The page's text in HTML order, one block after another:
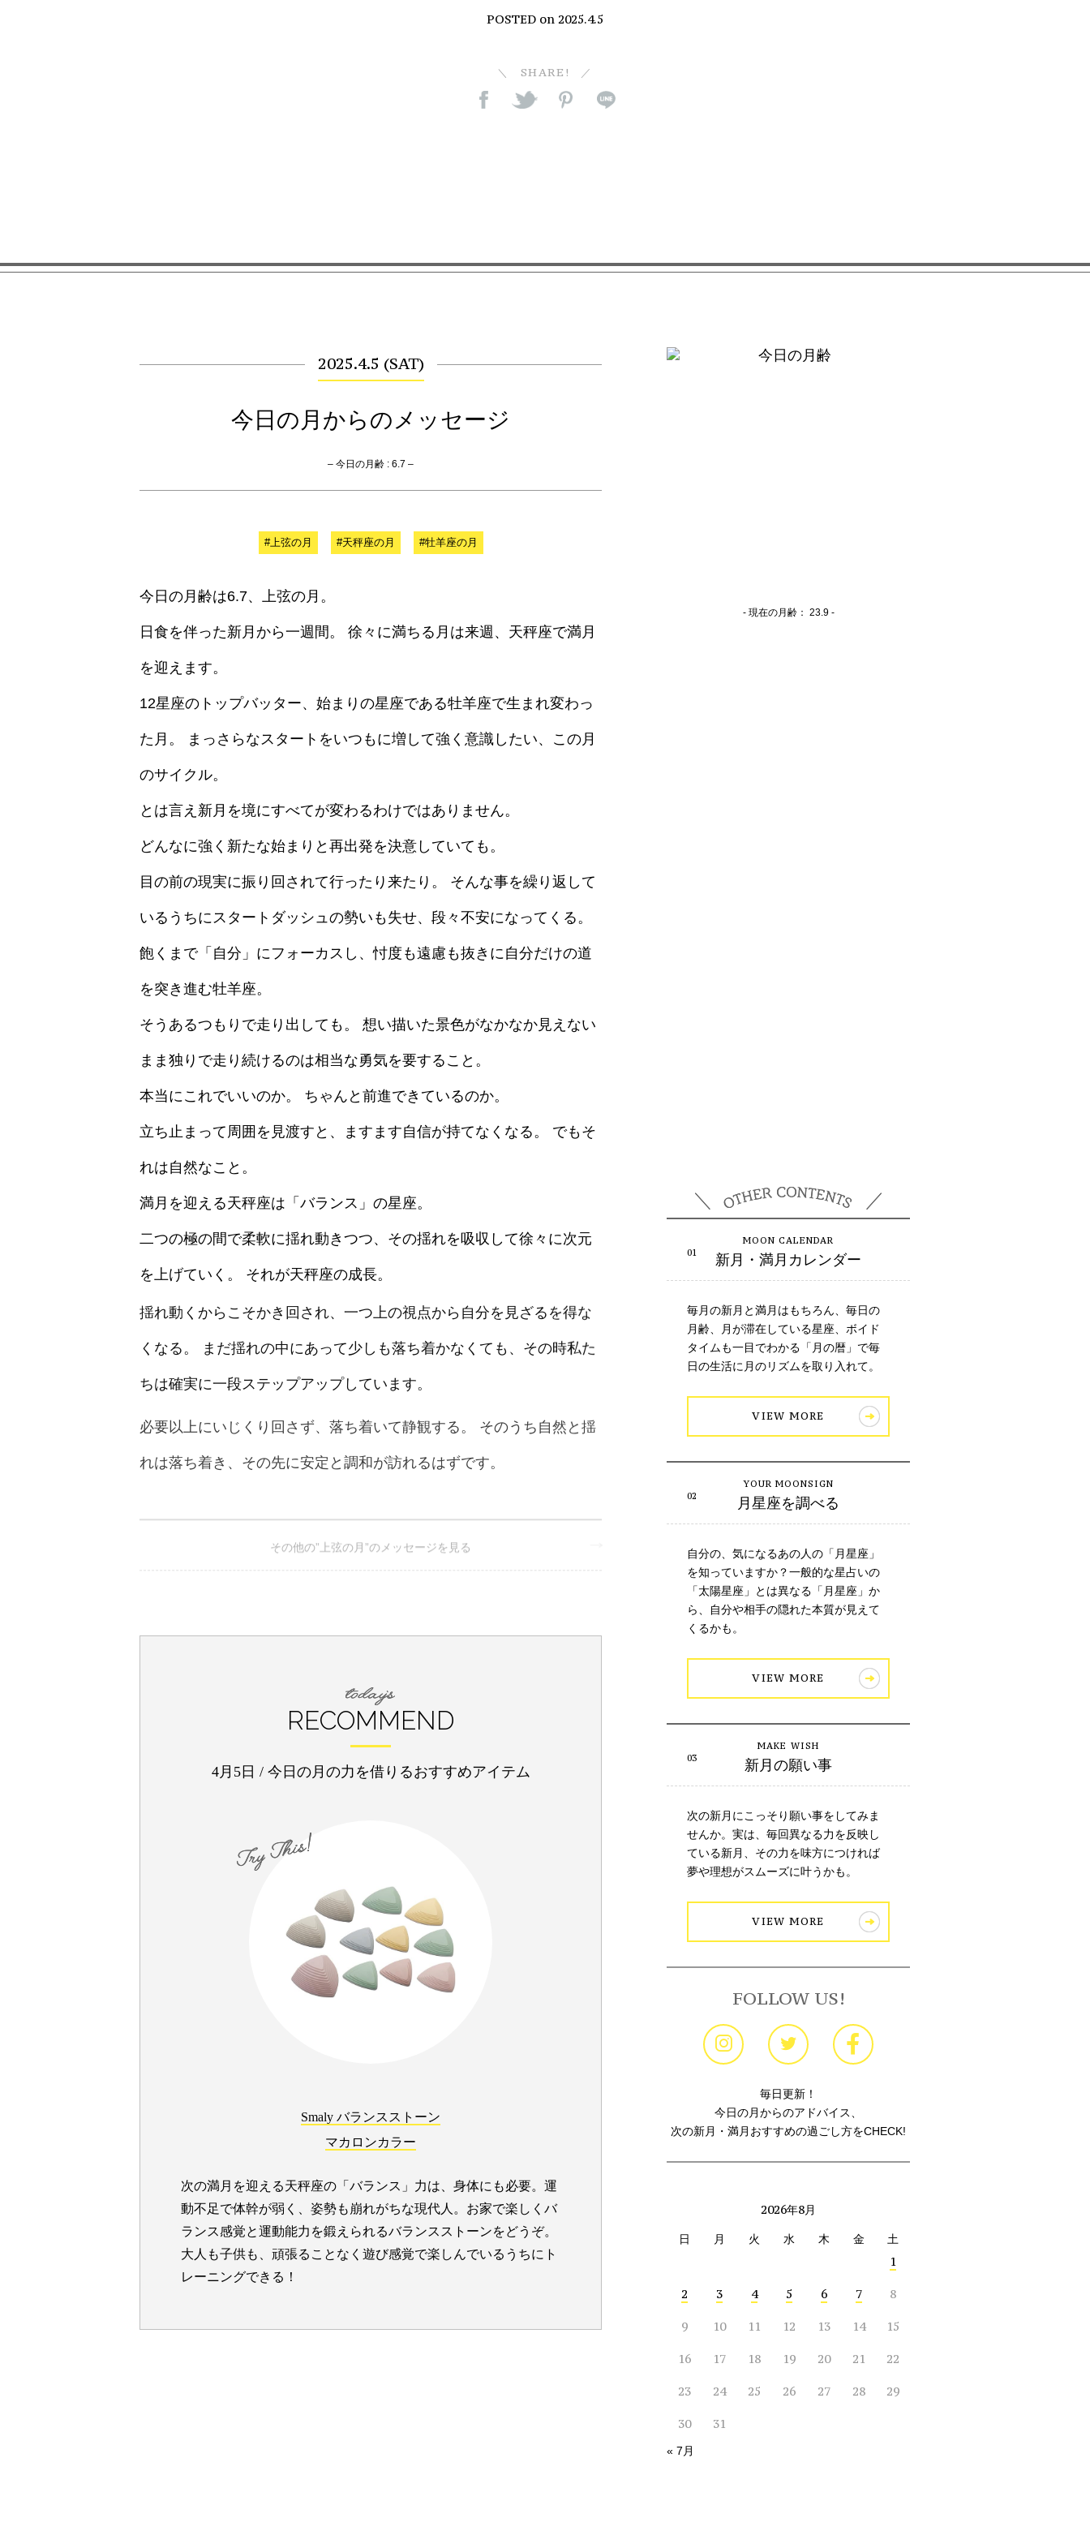
POSTED on 2025.4.5
SHARE!
2025.4.5 (SAT)
今日の月からのメッセージ
– 今日の月齢 : 6.7 –
#上弦の月 #天秤座の月 #牡羊座の月
今日の月齢は6.7、上弦の月。
日食を伴った新月から一週間。 徐々に満ちる月は来週、天秤座で満月
を迎えます。
12星座のトップバッター、始まりの星座である牡羊座で生まれ変わっ
た月。 まっさらなスタートをいつもに増して強く意識したい、この月
のサイクル。
とは言え新月を境にすべてが変わるわけではありません。
どんなに強く新たな始まりと再出発を決意していても。
目の前の現実に振り回されて行ったり来たり。 そんな事を繰り返して
いるうちにスタートダッシュの勢いも失せ、段々不安になってくる。
飽くまで「自分」にフォーカスし、忖度も遠慮も抜きに自分だけの道
を突き進む牡羊座。
そうあるつもりで走り出しても。 想い描いた景色がなかなか見えない
まま独りで走り続けるのは相当な勇気を要すること。
本当にこれでいいのか。 ちゃんと前進できているのか。
立ち止まって周囲を見渡すと、ますます自信が持てなくなる。 でもそ
れは自然なこと。
満月を迎える天秤座は「バランス」の星座。
二つの極の間で柔軟に揺れ動きつつ、その揺れを吸収して徐々に次元
を上げていく。 それが天秤座の成長。
揺れ動くからこそかき回され、一つ上の視点から自分を見ざるを得な
くなる。 まだ揺れの中にあって少しも落ち着かなくても、その時私た
ちは確実に一段ステップアップしています。
必要以上にいじくり回さず、落ち着いて静観する。 そのうち自然と揺
れは落ち着き、その先に安定と調和が訪れるはずです。
その他の”上弦の月”のメッセージを見る
RECOMMEND
4月5日 / 今日の月の力を借りるおすすめアイテム
Smaly バランスストーン
マカロンカラー
次の満月を迎える天秤座の「バランス」力は、身体にも必要。運
動不足で体幹が弱く、姿勢も崩れがちな現代人。お家で楽しくバ
ランス感覚と運動能力を鍛えられるバランスストーンをどうぞ。
大人も子供も、頑張ることなく遊び感覚で楽しんでいるうちにト
レーニングできる！
- 現在の月齢： 23.9 -
新月・満月カレンダー
毎月の新月と満月はもちろん、毎日の
月齢、月が滞在している星座、ボイド
タイムも一目でわかる「月の暦」で毎
日の生活に月のリズムを取り入れて。
VIEW MORE
月星座を調べる
自分の、気になるあの人の「月星座」
を知っていますか？一般的な星占いの
「太陽星座」とは異なる「月星座」か
ら、自分や相手の隠れた本質が見えて
くるかも。
VIEW MORE
新月の願い事
次の新月にこっそり願い事をしてみま
せんか。実は、毎回異なる力を反映し
ている新月、その力を味方につければ
夢や理想がスムーズに叶うかも。
VIEW MORE
FOLLOW US!
毎日更新！
今日の月からのアドバイス、
次の新月・満月おすすめの過ごし方をCHECK!
2026年8月
日 月 火 水 木 金 土
1
2 3 4 5 6 7 8
9 10 11 12 13 14 15
16 17 18 19 20 21 22
23 24 25 26 27 28 29
30 31
« 7月